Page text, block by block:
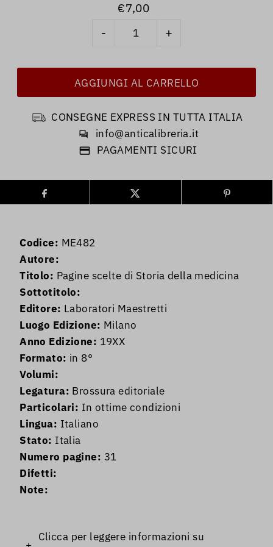
€7,00
- +
CONSEGNE EXPRESS IN TUTTA ITALIA
info@anticalibreria.it
PAGAMENTI SICURI
Codice: ME482
Autore:
Titolo: Pagine scelte di Storia della medicina
Sottotitolo:
Editore: Laboratori Maestretti
Luogo Edizione: Milano
Anno Edizione: 19XX
Formato: in 8°
Volumi:
Legatura: Brossura editoriale
Particolari: In ottime condizioni
Lingua: Italiano
Stato: Italia
Numero pagine: 31
Difetti:
Note:
Clicca per leggere informazioni su